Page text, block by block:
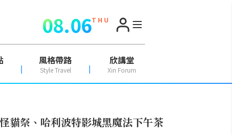
08.06T H U
風格帶路
Style Travel
欣講堂
Xin Forum
貓祭、哈利波特影城黑魔法下午茶